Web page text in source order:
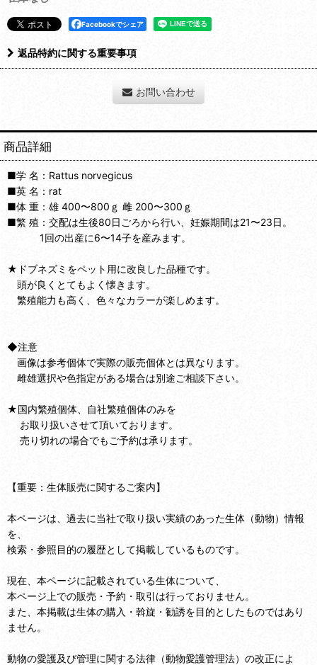
Facebookでシェア
返品特約に関する重要事項
お問い合わせ
商品詳細
■学 名：Rattus norvegicus
■英 名：rat
■体 重：雄 400〜800ｇ 雌 200〜300ｇ
■繁 殖：交配は生後80日ごろから行い、妊娠期間は21〜23日。
1回の出産に6〜14子を産みます。
★ドブネズミをペット用に改良した品種です。
頭が良くとてもよく懐きます。
繁殖能力も高く、色々なカラーが楽しめます。
◆注意
画像は参考個体で実際の販売個体とは異なります。
雌雄選択や色指定がある場合は別途ご相談下さい。
★国内繁殖個体、自社繁殖個体のみを
お取り扱いさせて頂いております。
売り切れの場合でもご予約は承ります。
【重要：生体販売に関するご案内】
本ページは、過去に当社で取り扱い実績のあった生体（動物）情報
を、
検索・参照目的の履歴として掲載しているものです。
現在、本ページに記載されている生体について、
本ページ上での販売・予約・取引は行っておりません。
また、本掲載は生体の購入・斡旋・勧誘を目的としたものではあり
ません。
動物の愛護及び管理に関する法律（動物愛護管理法）の改正によ